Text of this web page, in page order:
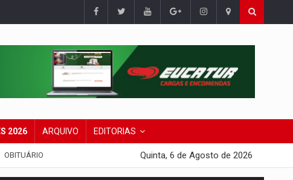
2026 ARQUIVO EDITORIAS
OBITUÁRIO Quinta, 6 de Agosto de 2026